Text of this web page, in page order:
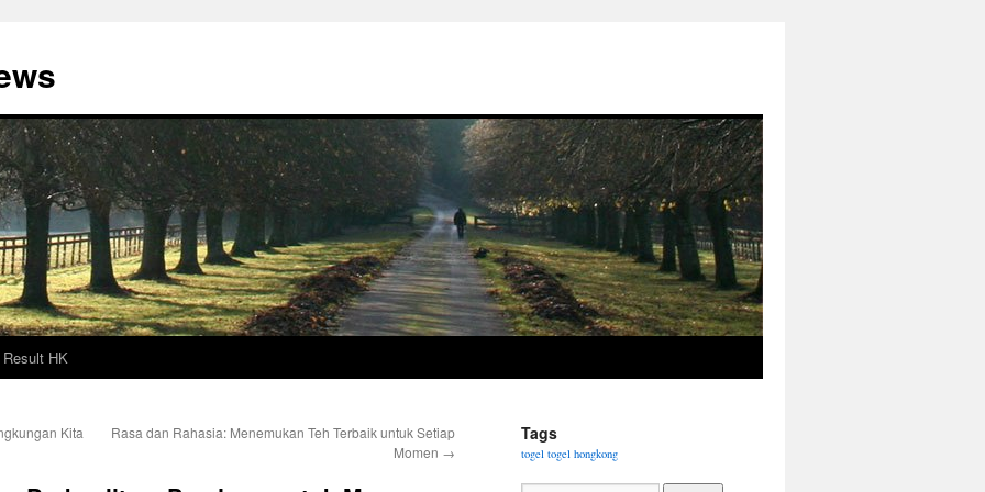
Result HK
Kita
Rasa dan Rahasia: Menemukan Teh Terbaik untuk Setiap
Momen →
Tags
togel togel hongkong